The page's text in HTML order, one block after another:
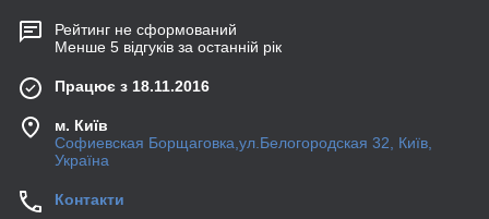
Рейтинг не сформований
Менше 5 відгуків за останній рік
Працює з 18.11.2016
м. Київ
Софиевская Борщаговка,ул.Белогородская 32, Київ,
Україна
Контакти